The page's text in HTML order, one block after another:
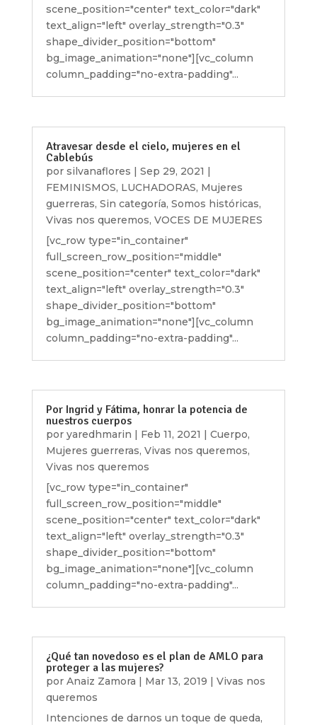
scene_position="center" text_color="dark"
text_align="left" overlay_strength="0.3"
shape_divider_position="bottom"
bg_image_animation="none"][vc_column
column_padding="no-extra-padding"...
Atravesar desde el cielo, mujeres en el
Cablebús
por silvanaflores | Sep 29, 2021 |
FEMINISMOS, LUCHADORAS, Mujeres
guerreras, Sin categoría, Somos históricas,
Vivas nos queremos, VOCES DE MUJERES
[vc_row type="in_container"
full_screen_row_position="middle"
scene_position="center" text_color="dark"
text_align="left" overlay_strength="0.3"
shape_divider_position="bottom"
bg_image_animation="none"][vc_column
column_padding="no-extra-padding"...
Por Ingrid y Fátima, honrar la potencia de
nuestros cuerpos
por yaredhmarin | Feb 11, 2021 | Cuerpo,
Mujeres guerreras, Vivas nos queremos,
Vivas nos queremos
[vc_row type="in_container"
full_screen_row_position="middle"
scene_position="center" text_color="dark"
text_align="left" overlay_strength="0.3"
shape_divider_position="bottom"
bg_image_animation="none"][vc_column
column_padding="no-extra-padding"...
¿Qué tan novedoso es el plan de AMLO para
proteger a las mujeres?
por Anaiz Zamora | Mar 13, 2019 | Vivas nos
queremos
Intenciones de darnos un toque de queda,